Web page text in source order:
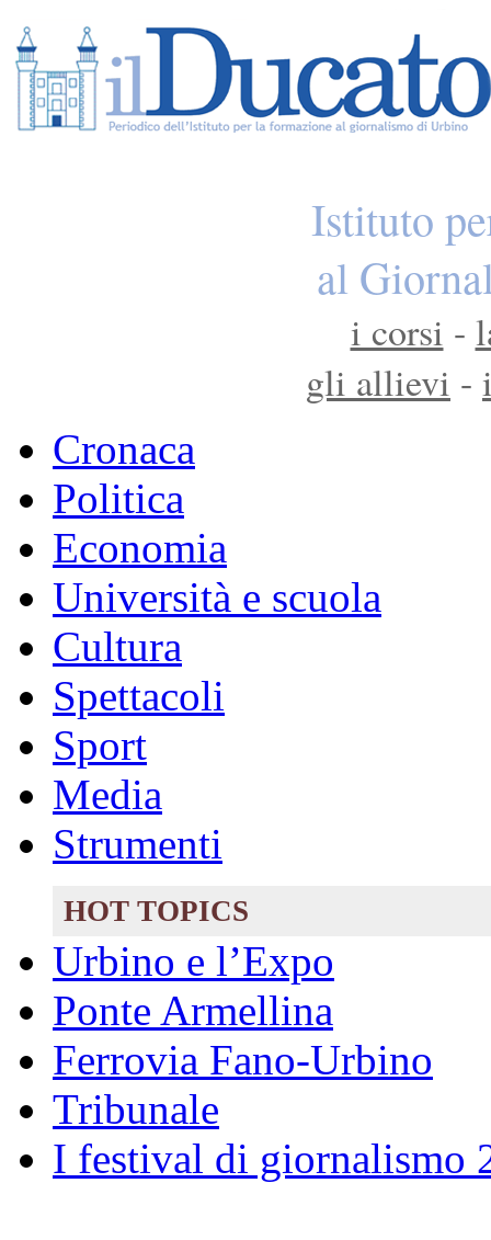
Istituto
al
i corsi -
gli allievi -
Cronaca
Politica
Economia
Università e scuola
Cultura
Spettacoli
Sport
Media
Strumenti
HOT TOPICS
Urbino e l’Expo
Ponte Armellina
Ferrovia Fano-Urbino
Tribunale
I festival di giornalismo